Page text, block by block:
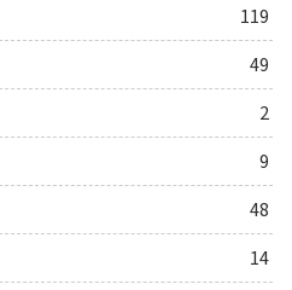
119
49
2
9
48
14